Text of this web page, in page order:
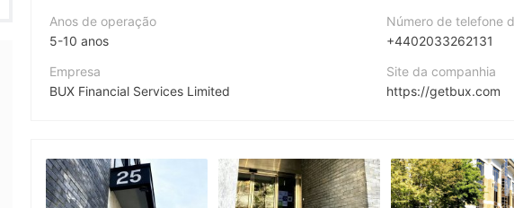
Anos de operação
5-10 anos
Empresa
BUX Financial Services Limited
Funcionário da empresa
--
Número de telefone
+4402033262131
Site da companhia
https://getbux.com
X
https://twitter.com/